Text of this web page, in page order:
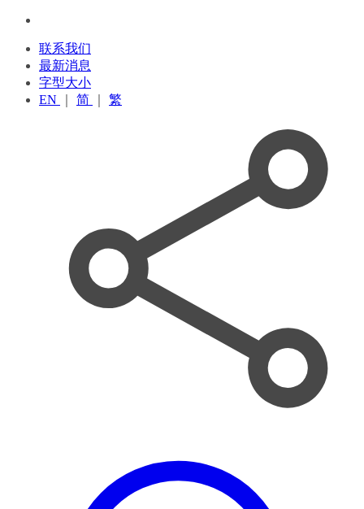
联系我们
最新消息
字型大小
EN
简 繁